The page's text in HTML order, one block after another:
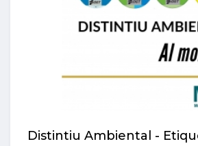
Distintiu Ambiental -